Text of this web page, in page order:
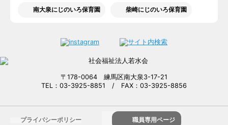
南大泉にじのいろ保育園 柴崎にじのいろ保育園
〒178-0064 練馬区南大泉3-17-21
TEL：03-3925-8851 / FAX：03-3925-8856
プライバシーポリシー 職員専用ページ